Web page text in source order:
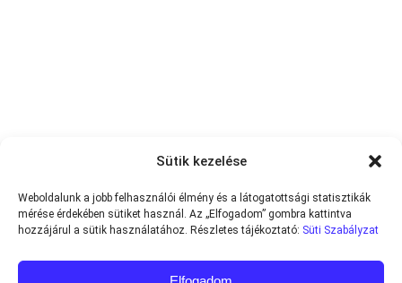
Sütik kezelése
Weboldalunk a jobb felhasználói élmény és a látogatottsági statisztikák
mérése érdekében sütiket használ. Az „Elfogadom” gombra kattintva
hozzájárul a sütik használatához. Részletes tájékoztató: Süti Szabályzat